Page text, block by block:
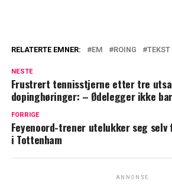
RELATERTE EMNER: EM ROING TEKST
NESTE
Frustrert tennisstjerne etter tre
dopinghøringer: – Ødelegger ikke
FORRIGE
Feyenoord-trener utelukker seg selv
i Tottenham
ANNONSE